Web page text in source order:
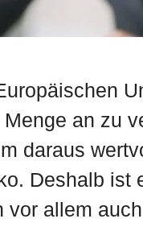
an zu
daraus
Deshalb
allem